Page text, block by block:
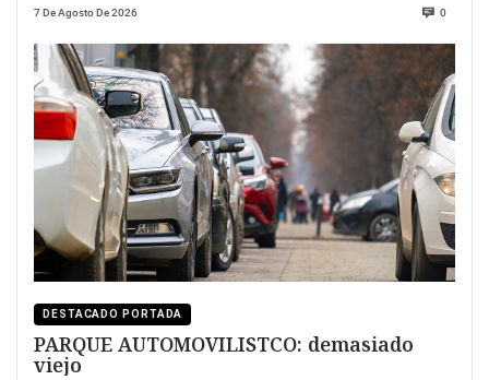
7 De Agosto De 2026 0
DESTACADO PORTADA
PARQUE AUTOMOVILISTCO: demasiado
viejo